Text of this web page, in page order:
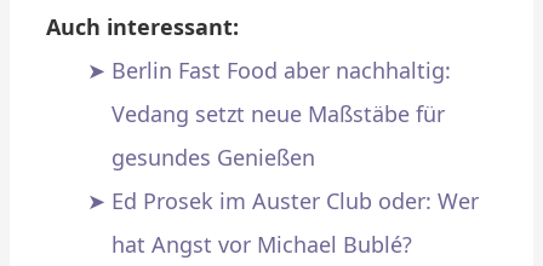
Auch interessant:
Berlin Fast Food aber nachhaltig:
Vedang setzt neue Maßstäbe für
gesundes Genießen
Ed Prosek im Auster Club oder: Wer
hat Angst vor Michael Bublé?